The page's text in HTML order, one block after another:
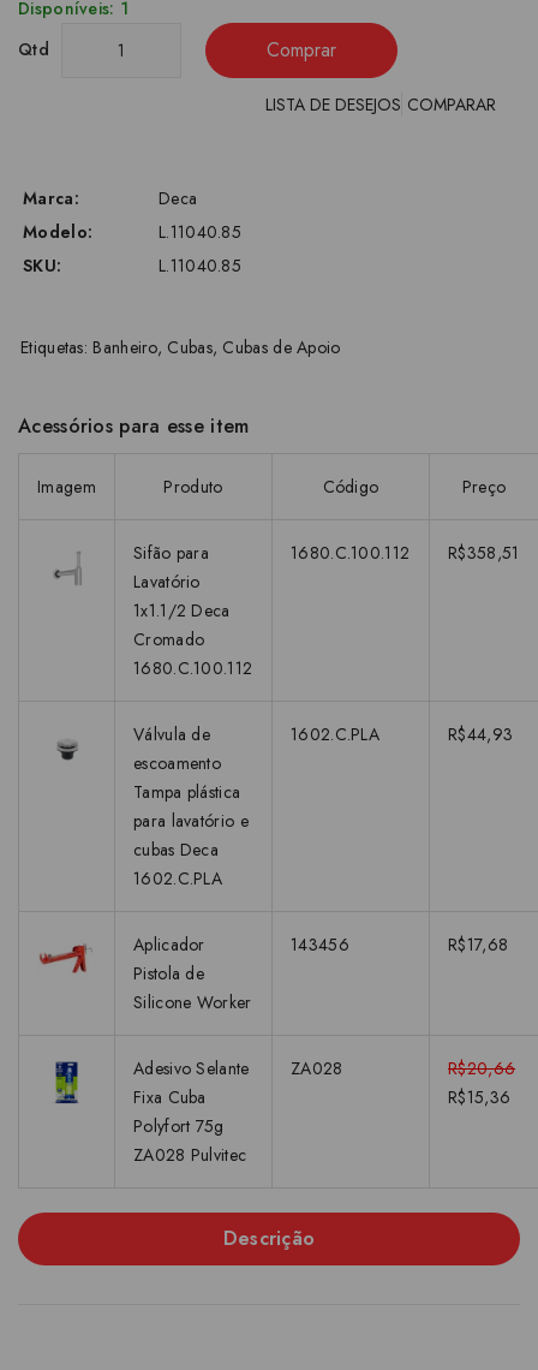
Disponíveis: 1
Qtd
Comprar
LISTA DE DESEJOS COMPARAR
Marca:
Deca
Modelo:
L.11040.85
SKU:
L.11040.85
Etiquetas: Banheiro, Cubas, Cubas de Apoio
Acessórios para esse item
Imagem Produto Código Preço
Sifão para
Lavatório
1x1.1/2 Deca
Cromado
1680.C.100.112
1680.C.100.112 R$358,51
Válvula de
escoamento
Tampa plástica
para lavatório e
cubas Deca
1602.C.PLA
1602.C.PLA R$44,93
Aplicador
Pistola de
Silicone Worker
143456 R$17,68
Adesivo Selante
Fixa Cuba
Polyfort 75g
ZA028 Pulvitec
ZA028
R$20,66
R$15,36
Descrição